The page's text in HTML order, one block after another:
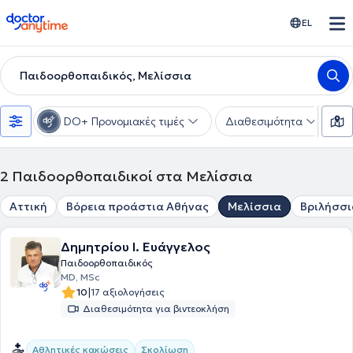
doctoranytime EL
Παιδοορθοπαιδικός, Μελίσσια
DO+ Προνομιακές τιμές Διαθεσιμότητα
2 Παιδοορθοπαιδικοί στα Μελίσσια
Αττική Βόρεια προάστια Αθήνας Μελίσσια
Δημητρίου Ι. Ευάγγελος
Παιδοορθοπαιδικός
MD, MSc
10|17 αξιολογήσεις
Διαθεσιμότητα για βιντεοκλήση
Αθλητικές κακώσεις Σκολίωση